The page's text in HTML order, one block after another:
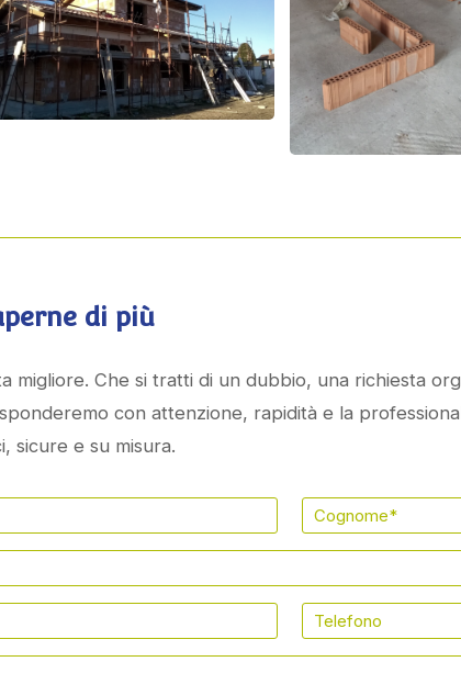
di più
migliore. Che si tratti di un dubbio, una richiesta
con attenzione, rapidità e la
sicure e su misura.